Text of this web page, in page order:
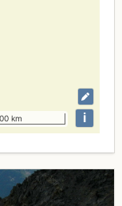
km i